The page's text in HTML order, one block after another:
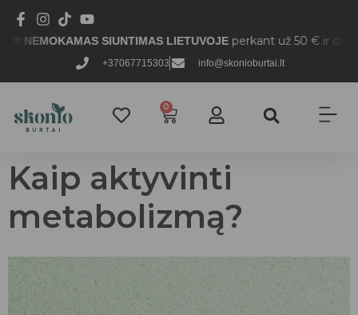
+37067715303 info@skonioburtai.lt
SIUNTIMAS LIETUVOJEperkant už 50 € ir daugiau.
0
Kaip aktyvinti
metabolizmą?